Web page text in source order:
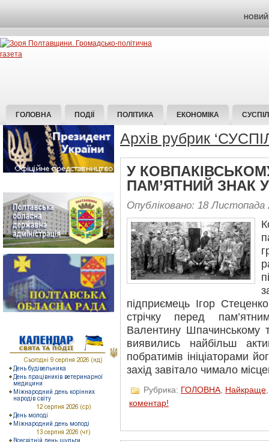
НОВИЙ
ГОЛОВНА ПОДІЇ ПОЛІТИКА ЕКОНОМІКА
Архів рубрик
У
ПАМ’ЯТНИЙ ЗНАК
Опубліковано: 18 Листопада
підприємець Ігор
стрічку перед
Валентину
виявились найбільш
побратимів ініціаторами
захід завітало чимало
Рубрика: ГОЛОВНА Найкраще
коментар!